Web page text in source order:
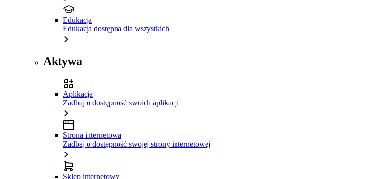
Edukacja
Edukacja dostępna dla wszystkich
Aktywa
Aplikacja
Zadbaj o dostępność swoich aplikacji
Strona internetowa
Zadbaj o dostępność swojej strony internetowej
Sklep internetowy